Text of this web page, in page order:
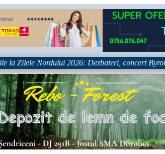
Nordului 2026: Dezbateri, concert Byron și